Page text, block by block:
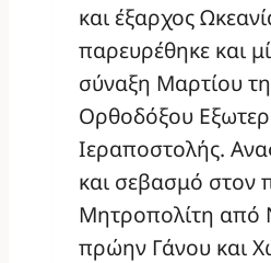
και έξαρχος
παρευρέθηκε και
σύναξη Μαρτίου
Ορθοδόξου
Ιεραποστολής.
και σεβασμό στον
Μητροπολίτη από
πρώην Γάνου και